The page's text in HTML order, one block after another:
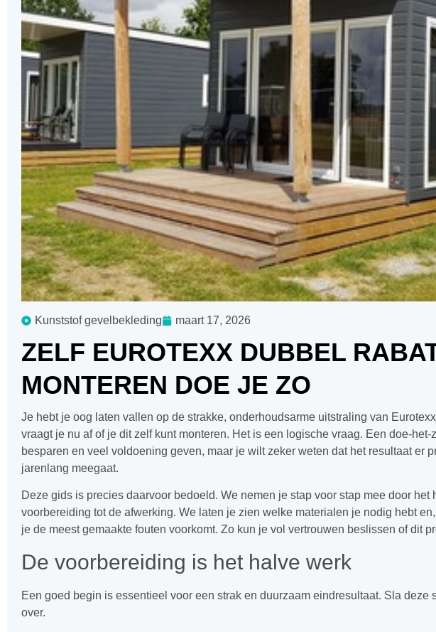
Kunststof gevelbekleding maart 17, 2026
ZELF EUROTEXX DUBBEL
MONTEREN DOE JE ZO
Je hebt je oog laten vallen op de strakke, onderhoudsarme uitstraling van
vraagt je nu af of je dit zelf kunt monteren. Het is een logische vraag. Een doe-het-
besparen en veel voldoening geven, maar je wilt zeker weten dat het resultaat er
jarenlang meegaat.
Deze gids is precies daarvoor bedoeld. We nemen je stap voor stap mee door het
voorbereiding tot de afwerking. We laten je zien welke materialen je nodig hebt
je de meest gemaakte fouten voorkomt. Zo kun je vol vertrouwen beslissen of dit
De voorbereiding is het halve werk
Een goed begin is essentieel voor een strak en duurzaam eindresultaat. Sla deze
over.